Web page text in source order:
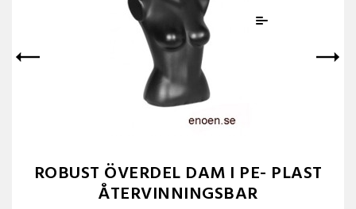
ROBUST ÖVERDEL DAM I PE- PLAST
ÅTERVINNINGSBAR